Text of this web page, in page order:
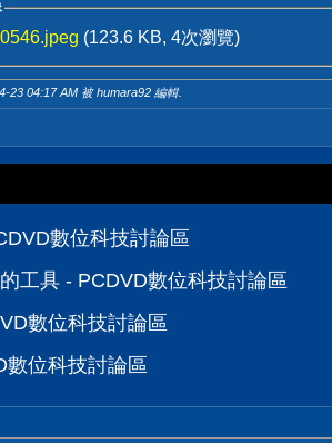
(123.6 KB, 4次瀏覽)
23 04:17 AM 被 humara92 編輯.
數位科技討論區
工具 - PCDVD數位科技討論區
數位科技討論區
位科技討論區